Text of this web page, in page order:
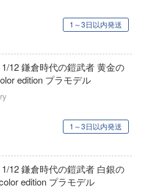
1～3日以内発送
12 鎌倉時代の鎧武者 黄金の
edition プラモデル
1～3日以内発送
12 鎌倉時代の鎧武者 白銀の
edition プラモデル
ぱら
らく細胞
ビン・ホテルへようこそ
大系リューナイト
ーガーデン
ィーホークモデル(ハセガワ)
ビコ(cavico)
ト・ソルジャーズ(バウマン・ビーバ
GARAGE(ベルファイン)